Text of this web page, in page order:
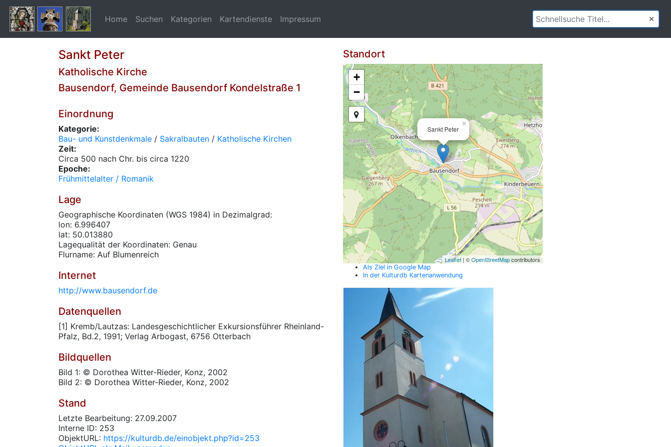
Home Suchen Kategorien Kartendienste Impressum
Sankt Peter
Katholische Kirche
Bausendorf, Gemeinde Bausendorf Kondelstraße 1
Einordnung
Kategorie:
Bau- und Kunstdenkmale / Sakralbauten / Katholische Kirchen
Zeit:
Circa 500 nach Chr. bis circa 1220
Epoche:
Frühmittelalter / Romanik
Lage
Geographische Koordinaten (WGS 1984) in Dezimalgrad:
lon: 6.996407
lat: 50.013880
Lagequalität der Koordinaten: Genau
Flurname: Auf Blumenreich
Internet
http://www.bausendorf.de
Datenquellen
[1] Kremb/Lautzas: Landesgeschichtlicher Exkursionsführer Rheinland-
Pfalz, Bd.2, 1991; Verlag Arbogast, 6756 Otterbach
Bildquellen
Bild 1: © Dorothea Witter-Rieder, Konz, 2002
Bild 2: © Dorothea Witter-Rieder, Konz, 2002
Stand
Letzte Bearbeitung: 27.09.2007
Interne ID: 253
ObjektURL: https://kulturdb.de/einobjekt.php?id=253
Standort
Sankt Peter
×
+
−
Leaflet | ©OpenStreetMapcontributors
Als Ziel in Google Map
In der Kulturdb Kartenanwendung